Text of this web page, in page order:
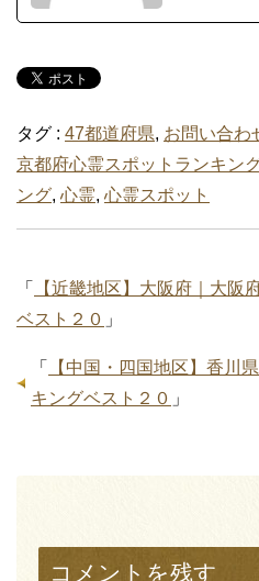
タグ : 47都道府県, お問い合わ
京都府心霊スポットランキン
ング, 心霊, 心霊スポット
「
【近畿地区】大阪府｜大阪
ベスト２０ 」
「
【中国・四国地区】香川
キングベスト２０ 」
コメントを残す